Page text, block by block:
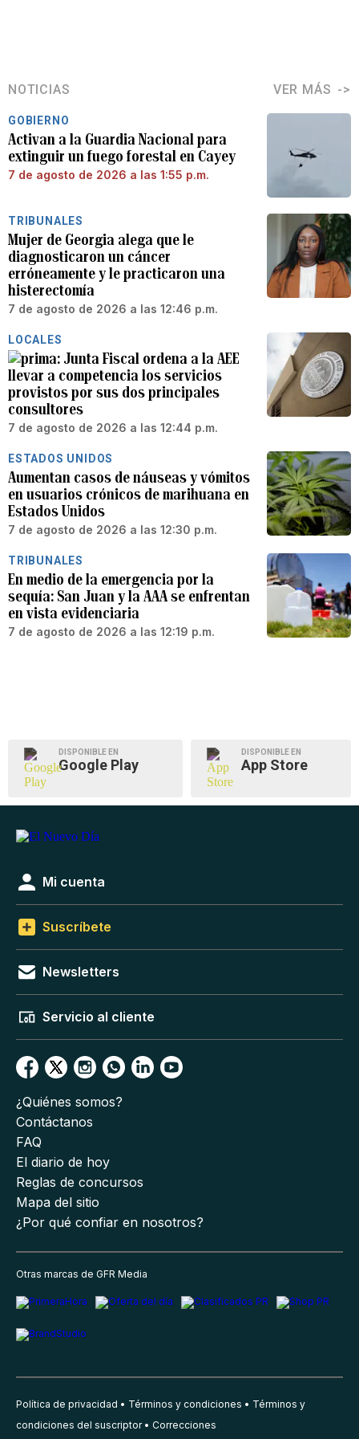
NOTICIAS VER MÁS
GOBIERNO
Activan a la Guardia Nacional para
extinguir un fuego forestal en Cayey
7 de agosto de 2026 a las 1:55 p.m.
TRIBUNALES
Mujer de Georgia alega que le
diagnosticaron un cáncer
erróneamente y le practicaron una
histerectomía
7 de agosto de 2026 a las 12:46 p.m.
LOCALES
Junta Fiscal ordena a la AEE
llevar a competencia los servicios
provistos por sus dos principales
consultores
7 de agosto de 2026 a las 12:44 p.m.
ESTADOS UNIDOS
Aumentan casos de náuseas y vómitos
en usuarios crónicos de marihuana en
Estados Unidos
7 de agosto de 2026 a las 12:30 p.m.
TRIBUNALES
En medio de la emergencia por la
sequía: San Juan y la AAA se enfrentan
en vista evidenciaria
7 de agosto de 2026 a las 12:19 p.m.
DISPONIBLE EN
Google Play
DISPONIBLE EN
App Store
Mi cuenta
Suscríbete
Newsletters
Servicio al cliente
¿Quiénes somos?
Contáctanos
FAQ
El diario de hoy
Reglas de concursos
Mapa del sitio
¿Por qué confiar en nosotros?
Otras marcas de GFR Media
Política de privacidad Términos y condiciones
Términos y
condiciones del suscriptor
Correcciones